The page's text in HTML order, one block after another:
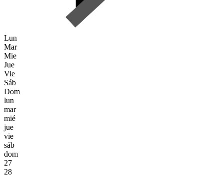
Lun
Mar
Mie
Jue
Vie
Sáb
Dom
lun
mar
mié
jue
vie
sáb
dom
27
28